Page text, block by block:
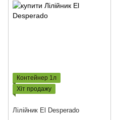
Контейнер 1л
Хіт продажу
Лілійник El Desperado